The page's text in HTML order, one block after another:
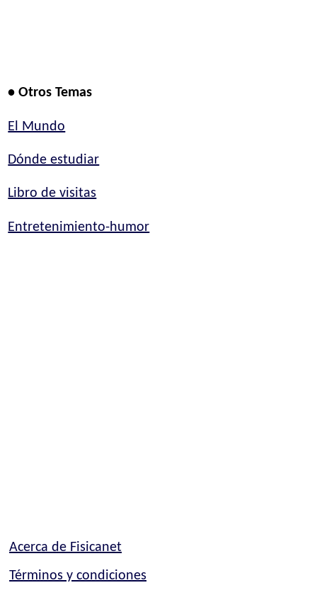
• Otros Temas
El Mundo
Dónde estudiar
Libro de visitas
Entretenimiento-humor
Acerca de Fisicanet
Términos y condiciones